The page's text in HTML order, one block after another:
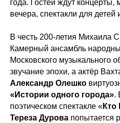
года. Гостей ждут концерты,
вечера, спектакли для детей
В честь 200-летия Михаила
Камерный ансамбль
Московского музыкального
звучание эпохи, а актёр
Александр Олешко
«Истории одного города».
поэтическом спектакле «Кто
Тереза Дурова попытается